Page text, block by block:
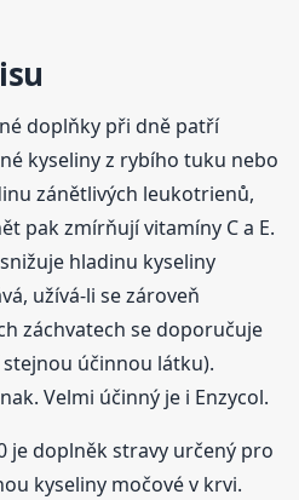
doplňky při dně patří
kyseliny z rybího tuku nebo
zánětlivých leukotrienů,
pak zmírňují vitamíny C a E.
hladinu kyseliny
užívá-li se zároveň
záchvatech se doporučuje
účinnou látku).
Velmi účinný je i Enzycol.
je doplněk stravy určený pro
kyseliny močové v krvi.